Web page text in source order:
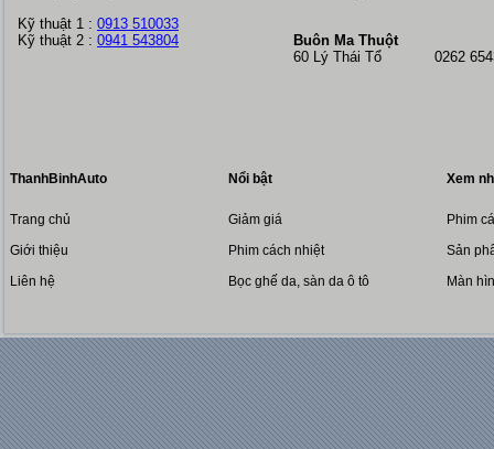
Kỹ thuật 1 : 0913 510033
Kỹ thuật 2 : 0941 543804
Buôn Ma Thuột
60 Lý Thái Tổ 0262
ThanhBinhAuto
Trang chủ
Giới thiệu
Liên hệ
Nổi bật
Giảm giá
Phim cách nhiệt
Bọc ghế da, sàn da ô tô
Xem
Phim
Sản
Màn